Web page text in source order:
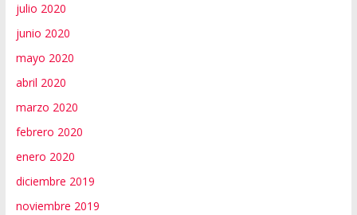
julio 2020
junio 2020
mayo 2020
abril 2020
marzo 2020
febrero 2020
enero 2020
diciembre 2019
noviembre 2019